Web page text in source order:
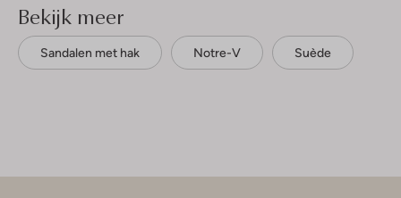
Bekijk meer
Sandalen met hak Notre-V Suède